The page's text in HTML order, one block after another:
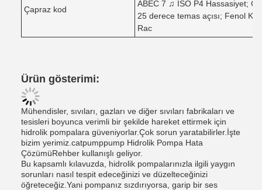
Çapraz kod
ABEC 7 ♫ ISO P4 Hassasiyet;
25 derece temas açısı; Fenol
Rac
Ürün gösterimi:
Mühendisler, sıvıları, gazları ve diğer sıvıları fabrikaları ve
tesisleri boyunca verimli bir şekilde hareket ettirmek için
hidrolik pompalara güveniyorlar.Çok sorun yaratabilirler.İşte
bizim yerimiz. catpumppump Hidrolik Pompa Hata
ÇözümüRehber kullanışlı geliyor.
Bu kapsamlı kılavuzda, hidrolik pompalarınızla ilgili yaygın
sorunları nasıl tespit edeceğinizi ve düzelteceğinizi
öğreteceğiz.Yani pompanız sızdırıyorsa, garip bir ses